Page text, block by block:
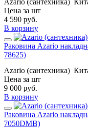
Цена за шт
4 590 руб.
В корзину
Раковина Azario
78625)
Azario (сантехника)
Цена за шт
9 000 руб.
В корзину
Раковина Azario
7050DMB)